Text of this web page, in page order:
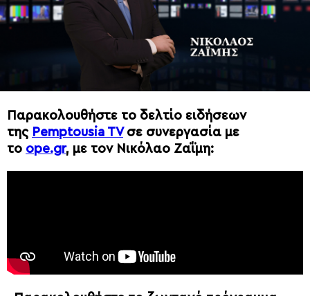
Παρακολουθήστε το δελτίο ειδήσεων
της Pemptousia TVσε συνεργασία με
το ope.gr, με τον Νικόλαο Ζαΐμη: